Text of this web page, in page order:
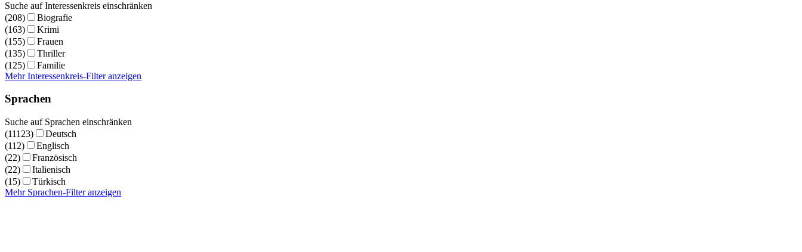
Suche auf Interessenkreis einschränken
(208)
Biografie
(163)
Krimi
(155)
Frauen
(135)
Thriller
(125)
Familie
Mehr Interessenkreis-Filter anzeigen
Sprachen
Suche auf Sprachen einschränken
(11123)
Deutsch
(112)
Englisch
(22)
Französisch
(22)
Italienisch
(15)
Türkisch
Mehr Sprachen-Filter anzeigen